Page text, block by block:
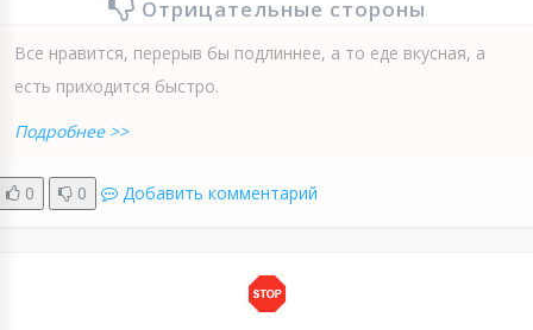
Отрицательные стороны
Все нравится, перерыв бы подлиннее, а то еде вкусная, а
есть приходится быстро.
Подробнее >>
0 0 Добавить комментарий